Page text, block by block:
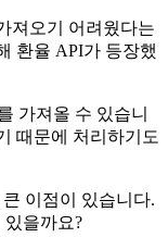
져오기 어려웠다는
환율 API가 등장했
가져올 수 있습니
때문에 처리하기도
이점이 있습니다.
을까요?